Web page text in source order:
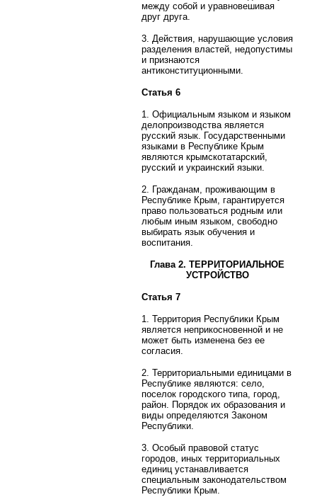
между собой и уравновешивая
друг друга.
3. Действия, нарушающие условия
разделения властей, недопустимы
и признаются
антиконституционными.
Статья 6
1. Официальным языком и языком
делопроизводства является
русский язык. Государственными
языками в Республике Крым
являются крымскотатарский,
русский и украинский языки.
2. Гражданам, проживающим в
Республике Крым, гарантируется
право пользоваться родным или
любым иным языком, свободно
выбирать язык обучения и
воспитания.
Глава 2. ТЕРРИТОРИАЛЬНОЕ
УСТРОЙСТВО
Статья 7
1. Территория Республики Крым
является неприкосновенной и не
может быть изменена без ее
согласия.
2. Территориальными единицами в
Республике являются: село,
поселок городского типа, город,
район. Порядок их образования и
виды определяются Законом
Республики.
3. Особый правовой статус
городов, иных территориальных
единиц устанавливается
специальным законодательством
Республики Крым.